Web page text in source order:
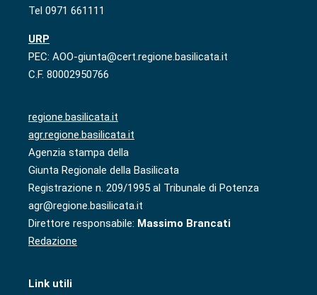
Tel 0971 661111
URP
PEC: AOO-giunta@cert.regione.basilicata.it
C.F. 80002950766
regione.basilicata.it
agr.regione.basilicata.it
Agenzia stampa della
Giunta Regionale della Basilicata
Registrazione n. 209/1995 al Tribunale di Potenza
agr@regione.basilicata.it
Direttore responsabile: Massimo Brancati
Redazione
Link utili